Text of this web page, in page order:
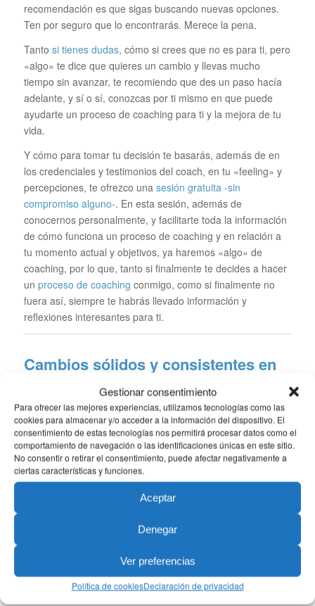
Gestionar consentimiento
Para ofrecer las mejores experiencias, utilizamos tecnologías como las
cookies para almacenar y/o acceder a la información del dispositivo. El
consentimiento de estas tecnologías nos permitirá procesar datos como el
comportamiento de navegación o las identificaciones únicas en este sitio.
No consentir o retirar el consentimiento, puede afectar negativamente a
ciertas características y funciones.
Aceptar
Denegar
Ver preferencias
Política de cookiesDeclaración de privacidad
recomendación es que sigas buscando nuevas opciones.
Ten por seguro que lo encontrarás. Merece la pena.
Tanto si tienes dudas, cómo si crees que no es para ti, pero
«algo» te dice que quieres un cambio y llevas mucho
tiempo sin avanzar, te recomiendo que des un paso hacía
adelante, y sí o sí, conozcas por ti mismo en que puede
ayudarte un proceso de coaching para ti y la mejora de tu
vida.
Y cómo para tomar tu decisión te basarás, además de en
los credenciales y testimonios del coach, en tu «feeling» y
percepciones, te ofrezco una sesión gratuita -sin
compromiso alguno-. En esta sesión, además de
conocernos personalmente, y facilitarte toda la información
de cómo funciona un proceso de coaching y en relación a
tu momento actual y objetivos, ya haremos «algo» de
coaching, por lo que, tanto si finalmente te decides a hacer
un proceso de coaching conmigo, como si finalmente no
fuera así, siempre te habrás llevado información y
reflexiones interesantes para ti.
Cambios sólidos y consistentes en
Con tus sesiones de Coaching lograrás avances únicos.
¿Por qué? Porque he desarrollado un método de éxito
demostrado, fruto de los más de 10 años de experiencia
como Coach enVital Coaching Barcelona, y que realizo a
dos niveles.
en un plano práctico, abordaremos los
para cada caso. Por ejemplo, mejora de la eficiencia y
auténticos, preparación para la mejora o el cambio
profesional, resolución de conflictos, mejora de la
confianza, comunicación, asertividad, etc…